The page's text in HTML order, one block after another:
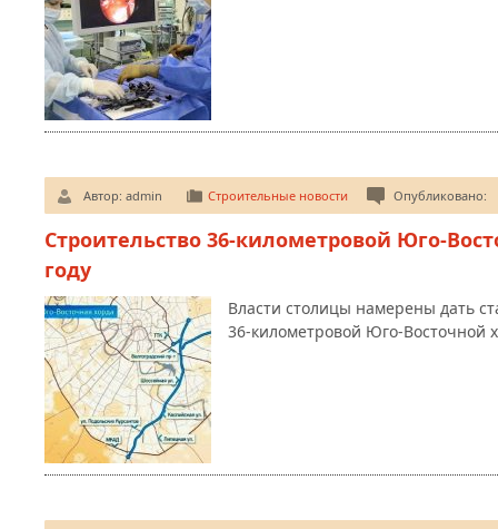
Автор: admin Строительные новости Опубликовано:
Строительство 36-километровой Юго-
году
Власти столицы намерены дать
36-километровой Юго-Восточной